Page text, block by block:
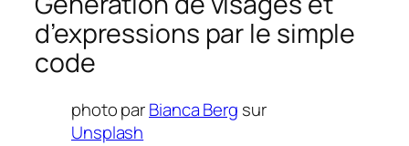
d’expressions par le simple
code
photo parBianca Berg sur
Unsplash